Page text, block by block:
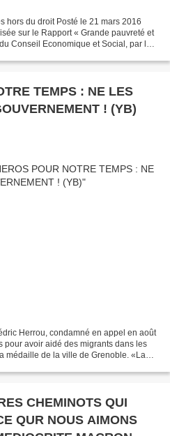
hors du droit Posté le 21 mars 2016
sur le Rapport « Grande pauvreté et
Conseil Economique et Social, par la
TEMPS : NE LES
! (YB)
Herrou, condamné en appel en août
pour avoir aidé des migrants dans les
médaille de la ville de Grenoble. «La
CHEMINOTS QUI
QUR NOUS AIMONS